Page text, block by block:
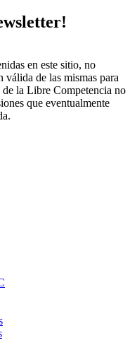
en este sitio, no
de las mismas para
la Libre Competencia no
que eventualmente